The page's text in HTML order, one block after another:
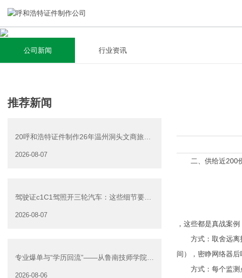
关于我们
集研发，设计，制造，安装于一体，多元化的定制需求，为上
千家企业提供过专业定制服务！
查看详情
新闻资讯
全自动流水线规模化生产，准时按期交货，年生产能力超过
40W万方米以上，拥有遍布全国的商务合作伙伴和较为完善的
查看详情
公司新闻 行业资讯
推荐新闻
20呼和浩特证件制作26年温州洞头文商旅游
2026-08-07
驾驶证c1C1驾照开三轮汽车：这些细节要注
2026-08-07
专业爆单与“学历回流”——从鲁南技师学院透
2026-08-06
二、供给近200
，这些都是真战案
方式：取舍远离扰
间），密睁网络器
方式：每个监测点